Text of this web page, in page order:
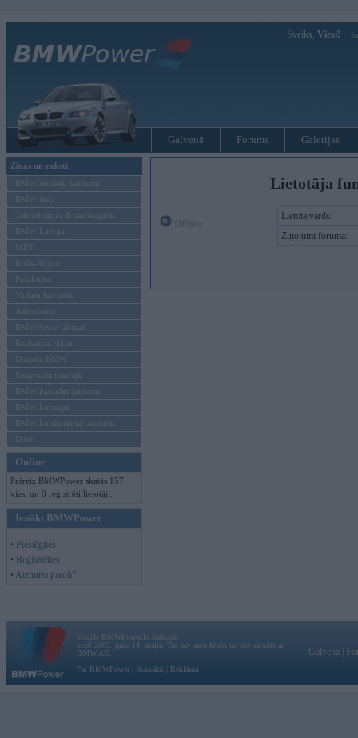
Sveiks, Viesi!
Galvenā Forums Galerijas
Ziņas un raksti
BMW modeļu jaunumi
BMW testi
Tehnoloģijas & sasniegumi
BMW Latvijā
MINI
Rolls-Royce
Pasākumi
Vadāmības tests
Autosports
BMWPower aktuāli
Reklāmas raksti
Mēneša BMW
Sērijveida tūnings
BMW pasaules jaunumi
BMW koncepti
BMW konkurentu jaunumi
Moto
Online
Pašreiz BMWPower skatās 157
viesi un 0 reģistrēti lietotāji.
Ienākt BMWPower
• Pieslēgties
• Reģistrēties
• Aizmirsi paroli?
Lietotāja
Lietotājvārds:
Ziņojumi forumā:
Vortāls BMWPower.lv darbojas
kopš 2002. gada 14. maija. Tas nav auto klubs un nav saistīts ar
BMW AG.
Par BMWPower
Kontakti Reklāma
Galvena